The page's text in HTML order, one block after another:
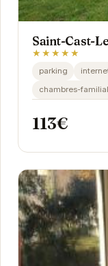
Saint-Cast-
★★★★★
parking
chambres-
113€